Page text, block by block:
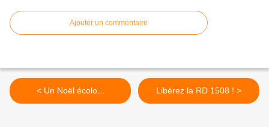
Ajouter un commentaire
< Un Noël écolo... Libérez la RD 1508 ! >